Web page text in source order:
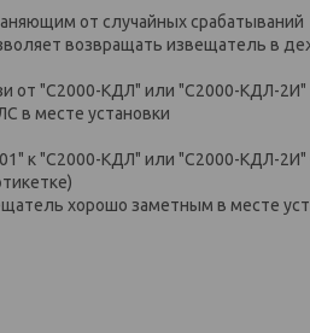
от случайных срабатываний
возвращать извещатель в
от "С2000-КДЛ" или "С2000-КДЛ-2И"
в месте установки
к "С2000-КДЛ" или "С2000-КДЛ-
хорошо заметным в месте